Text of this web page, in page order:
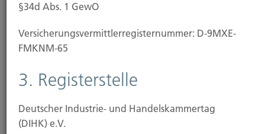
§34d Abs. 1 GewO
Versicherungs­vermittler­registernummer: D-9MXE-
FMKNM-65
3. Registerstelle
Deutscher Industrie- und Handelskammertag
(DIHK) e.V.